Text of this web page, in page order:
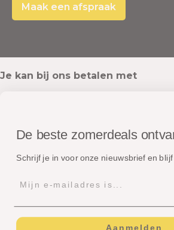
Maak een afspraak
Je kan bij ons betalen met
Onze pakketten worden
De beste zomerdeals
Schrijf je in voor onze nieuwsbrief en blijf
Aanmelden